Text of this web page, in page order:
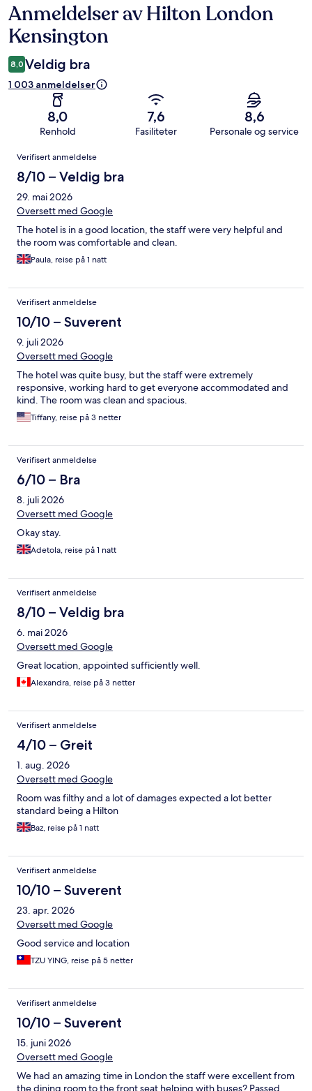
Anmeldelser
Anmeldelser av Hilton London
Kensington
8,0 Veldig bra
1 003 anmeldelser
8,0
Renhold
7,6
Fasiliteter
8,6
Personale og service
Anmeldelser
Verifisert anmeldelse
8/10 – Veldig bra
29. mai 2026
Oversett med Google
The hotel is in a good location, the staff were very helpful and
the room was comfortable and clean.
Paula, reise på 1 natt
Verifisert anmeldelse
10/10 – Suverent
9. juli 2026
Oversett med Google
The hotel was quite busy, but the staff were extremely
responsive, working hard to get everyone accommodated and
kind. The room was clean and spacious.
Tiffany, reise på 3 netter
Verifisert anmeldelse
6/10 – Bra
8. juli 2026
Oversett med Google
Okay stay.
Adetola, reise på 1 natt
Verifisert anmeldelse
8/10 – Veldig bra
6. mai 2026
Oversett med Google
Great location, appointed sufficiently well.
Alexandra, reise på 3 netter
Verifisert anmeldelse
4/10 – Greit
1. aug. 2026
Oversett med Google
Room was filthy and a lot of damages expected a lot better
standard being a Hilton
Baz, reise på 1 natt
Verifisert anmeldelse
10/10 – Suverent
23. apr. 2026
Oversett med Google
Good service and location
TZU YING, reise på 5 netter
Verifisert anmeldelse
10/10 – Suverent
15. juni 2026
Oversett med Google
We had an amazing time in London the staff were excellent from
the dining room to the front seat helping with buses? Passed